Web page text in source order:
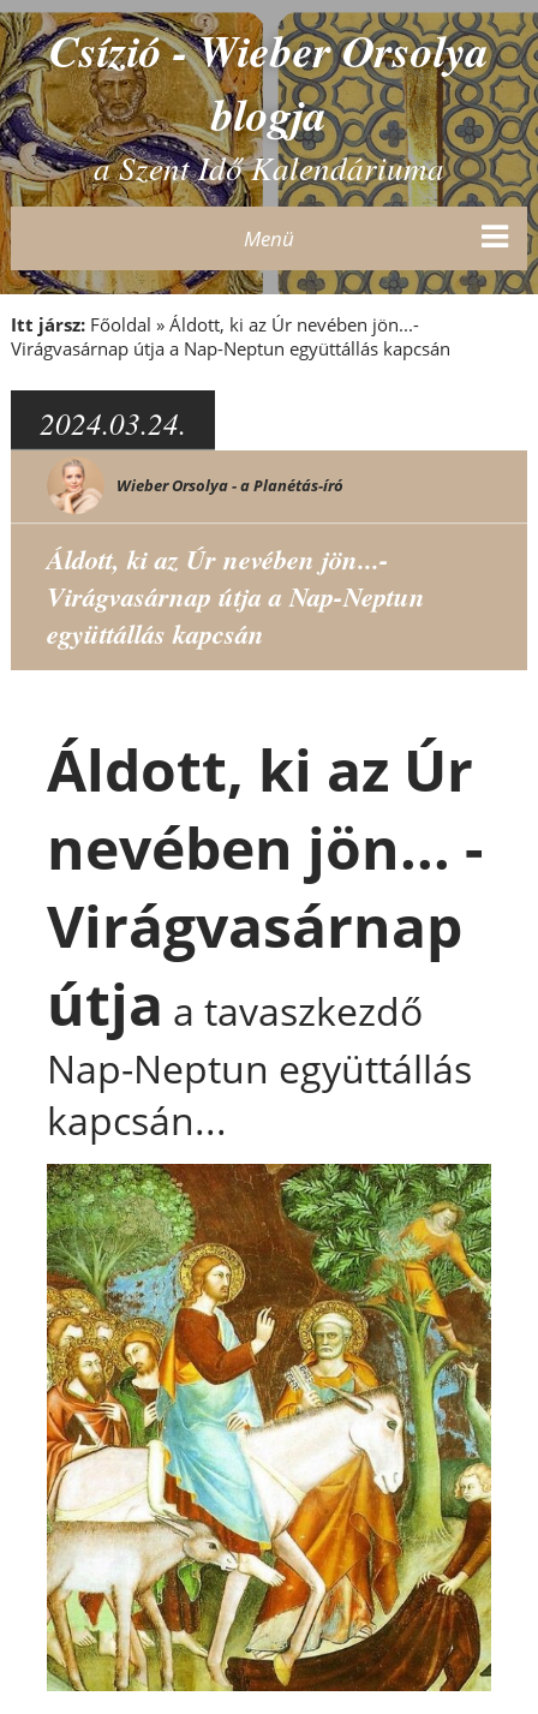
Csízió - Wieber Orsolya
blogja
a Szent Idő Kalendáriuma
Menü
Itt jársz: Főoldal » Áldott, ki az Úr nevében jön...-
Virágvasárnap útja a Nap-Neptun együttállás kapcsán
2024.03.24.
Wieber Orsolya - a Planétás-író
Áldott, ki az Úr nevében jön...-
Virágvasárnap útja a Nap-Neptun
együttállás kapcsán
Áldott, ki az Úr
nevében jön... -
Virágvasárnap
útja a tavaszkezdő
Nap-Neptun együttállás
kapcsán...